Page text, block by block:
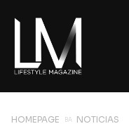
HOMEPAGE NOTICIAS